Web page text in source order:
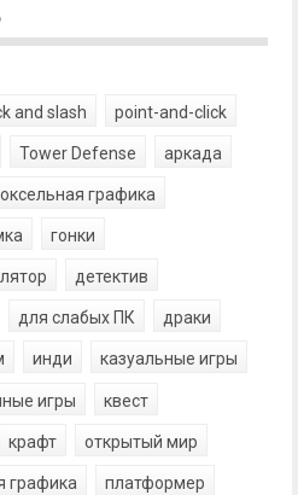
and slash point-and-click
Tower Defense аркада
графика
гонки
детектив
для слабых ПК драки
инди казуальные игры
игры квест
крафт открытый мир
графика платформер